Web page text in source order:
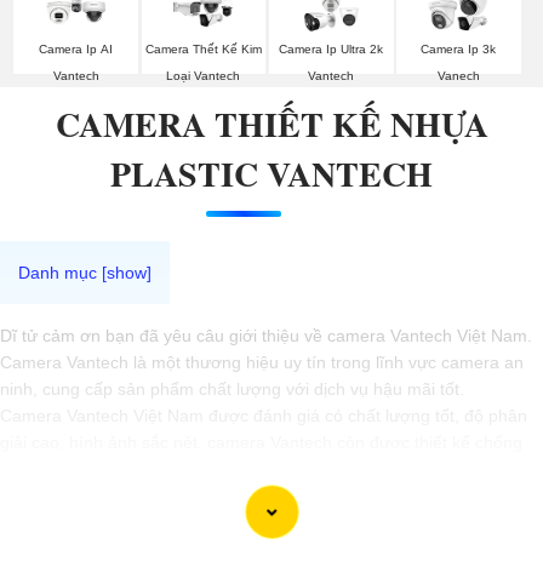
Camera Ip AI
Vantech
Camera Thết Kế Kim
Loại Vantech
Camera Ip Ultra 2k
Vantech
Camera Ip 3k
Vanech
CAMERA THIẾT KẾ NHỰA
PLASTIC VANTECH
Dĩ tử cảm ơn bạn đã yêu câu giới thiệu về camera Vantech Việt Nam.
Camera Vantech là một thương hiệu uy tín trong lĩnh vực camera an
ninh, cung cấp sản phẩm chất lượng với dịch vụ hậu mãi tốt.
Với cam kết về chất lượng và dịch vụ, camera Vantech Việt Nam mang